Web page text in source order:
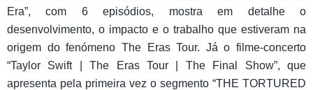
Era”, com 6 episódios, mostra em detalhe o
desenvolvimento, o impacto e o trabalho que estiveram na
origem do fenómeno The Eras Tour. Já o filme-concerto
“Taylor Swift | The Eras Tour | The Final Show”, que
apresenta pela primeira vez o segmento “THE TORTURED